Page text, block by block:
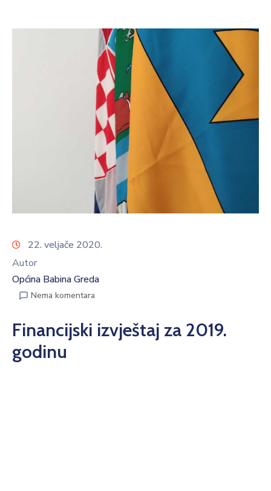
22. veljače 2020.
Autor
Općina Babina Greda
Nema komentara
Financijski izvještaj za 2019.
godinu